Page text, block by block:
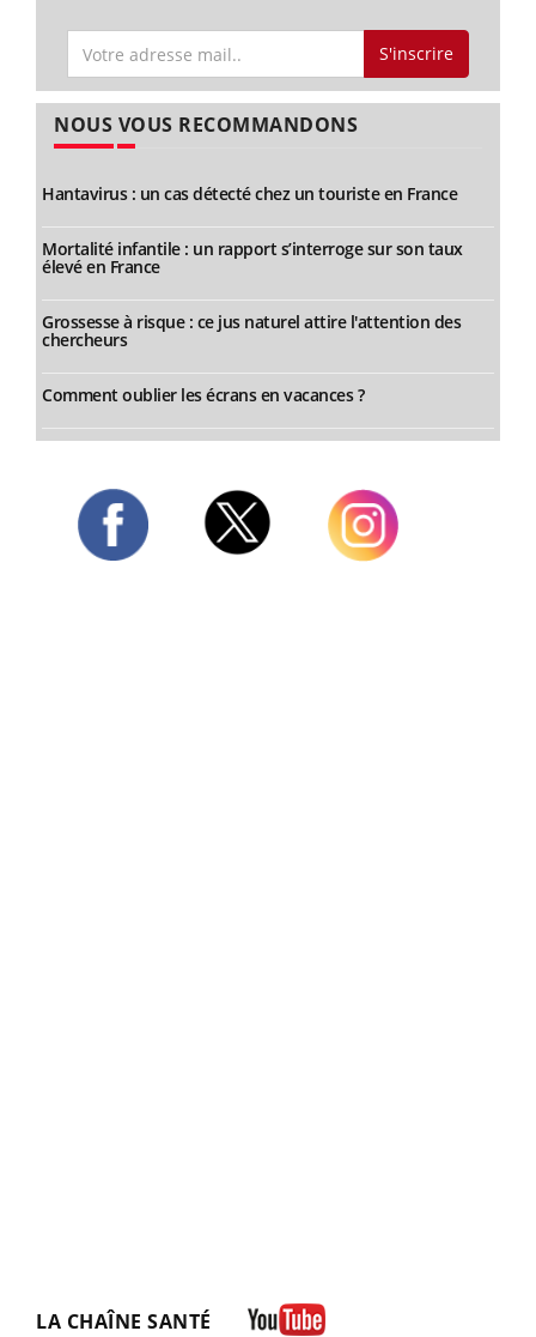
S'inscrire
NOUS VOUS RECOMMANDONS
Hantavirus : un cas détecté chez un touriste en France
Mortalité infantile : un rapport s’interroge sur son taux
élevé en France
Grossesse à risque : ce jus naturel attire l'attention des
chercheurs
Comment oublier les écrans en vacances ?
LA CHAÎNE SANTÉ